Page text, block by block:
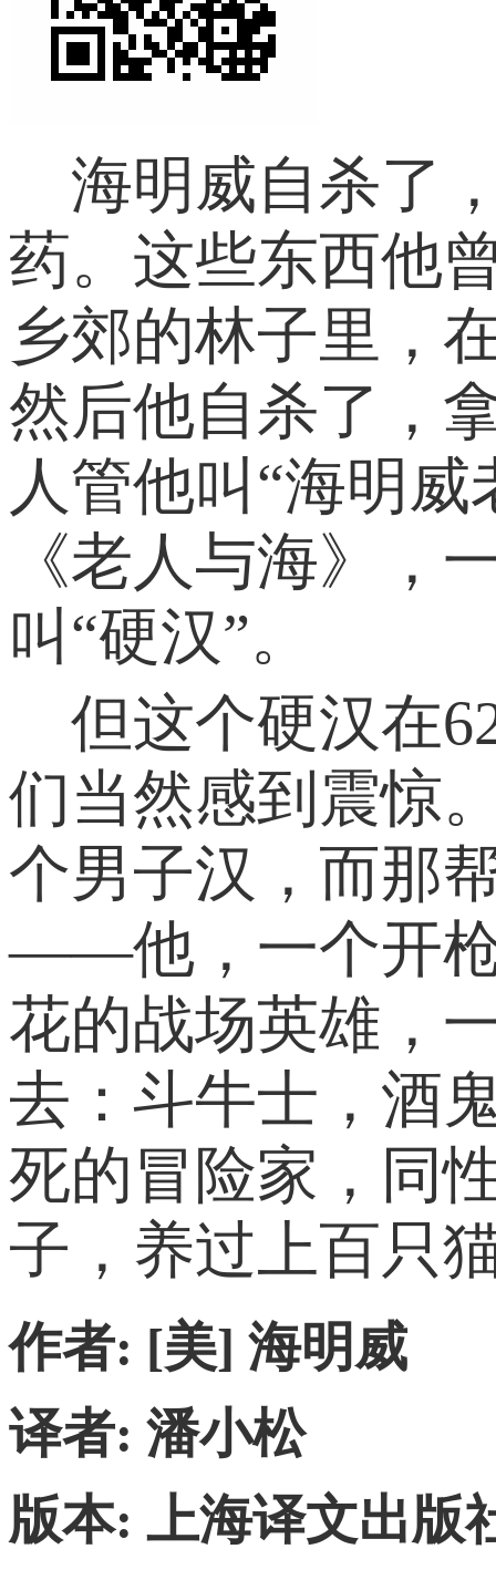
海明威自杀了
药。这些东西他
乡郊的林子里，
然后他自杀了，
人管他叫“海明
《老人与海》，
叫“硬汉”。
但这个硬汉在
们当然感到震惊
个男子汉，而那
——他，一个开枪
花的战场英雄，
去：斗牛士，酒
死的冒险家，同
子，养过上百只
作者: [美] 海明威
译者: 潘小松
版本: 上海译文出版